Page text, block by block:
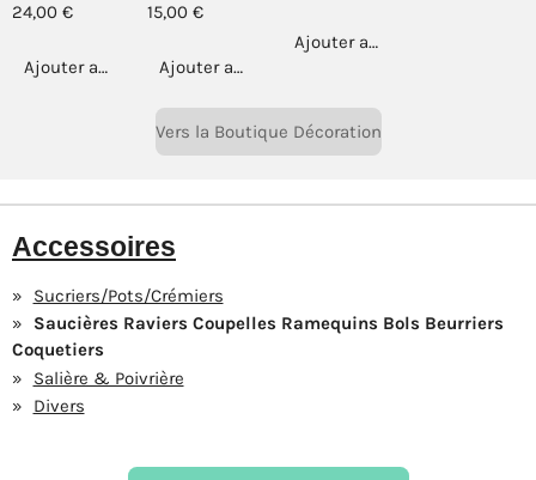
24,00 €
Ajouter au panier
15,00 €
Ajouter au panier
Ajouter au panier
Vers la Boutique Décoration
Accessoires
Sucriers/Pots/Crémiers
Saucières Raviers Coupelles Ramequins Bols Beurriers
Coquetiers
Salière & Poivrière
Divers